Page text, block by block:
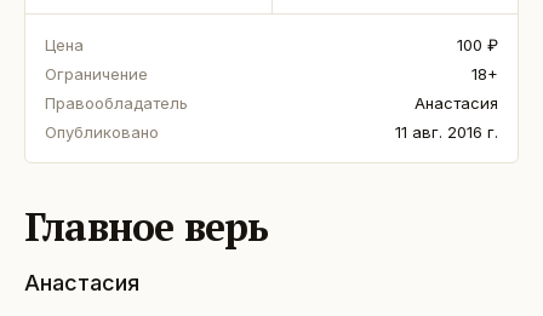
Цена
100 ₽
Ограничение
18+
Правообладатель
Анастасия
Опубликовано
11 авг. 2016 г.
Главное верь
Анастасия